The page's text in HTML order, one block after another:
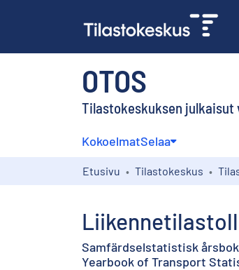
OTOS
Tilastokeskuksen julkaisut
KokoelmatSelaa
Etusivu Tilastokeskus
Samfärdselstatistisk årsbok
Yearbook of Transport